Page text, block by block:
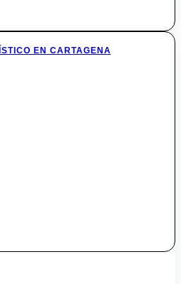
EN CARTAGENA